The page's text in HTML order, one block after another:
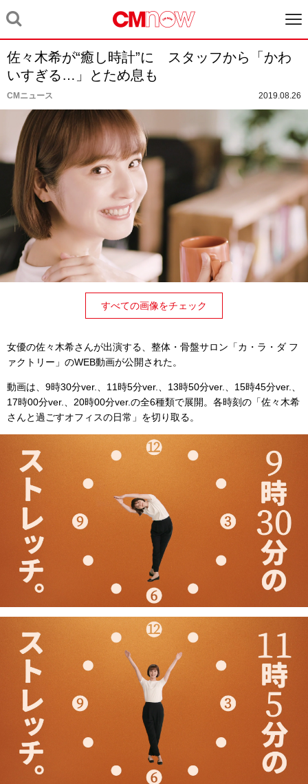
佐々木希が“癒し時計”に スタッフから「かわ
いすぎる…」とため息も
CMニュース 2019.08.26
すべての画像をチェック
女優の佐々木希さんが出演する、整体・骨盤サロン「カ・ラ・ダ フ
ァクトリー」のWEB動画が公開された。
動画は、9時30分ver.、11時5分ver.、13時50分ver.、15時45分ver.、
17時00分ver.、20時00分ver.の全6種類で展開。各時刻の「佐々木希
さんと過ごすオフィスの日常」を切り取る。